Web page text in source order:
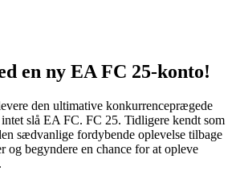
en ny EA FC 25-konto!
den ultimative konkurrenceprægede
slå EA FC. FC 25. Tidligere kendt som
sædvanlige fordybende oplevelse tilbage
og begyndere en chance for at opleve